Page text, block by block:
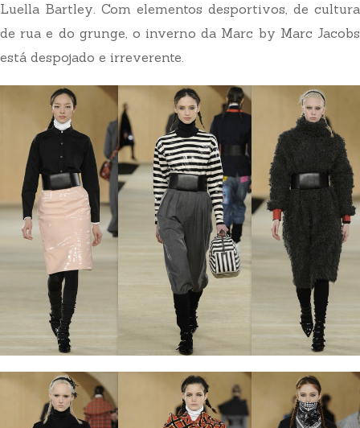
Luella Bartley. Com elementos desportivos, de cultura
de rua e do grunge, o inverno da Marc by Marc Jacobs
está despojado e irreverente.